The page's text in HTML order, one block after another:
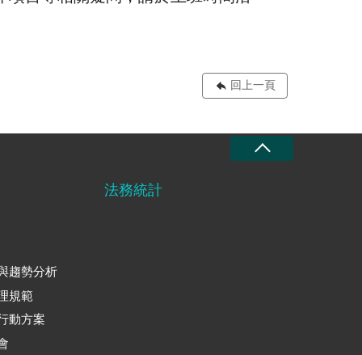
回上一頁
趨勢分析
規範
動方案
法務統計